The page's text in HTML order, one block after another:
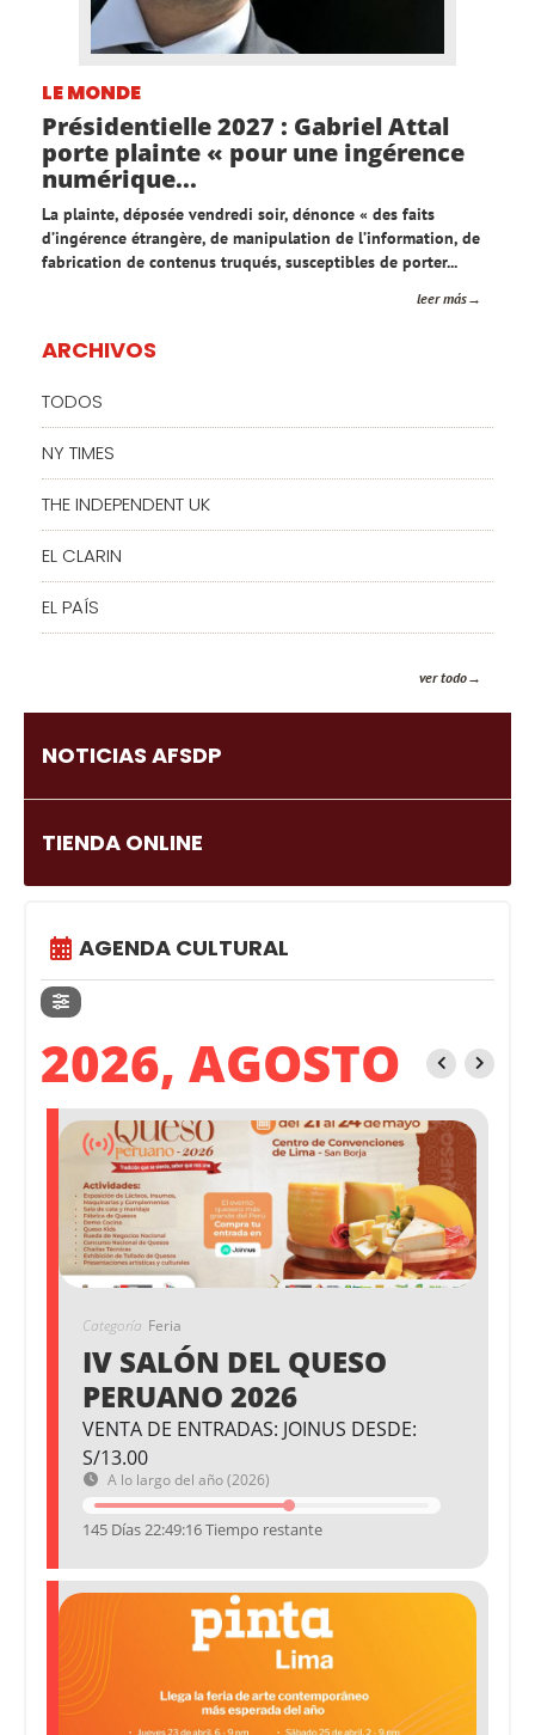
LE MONDE
Présidentielle 2027 : Gabriel Attal
porte plainte « pour une ingérence
numérique...
La plainte, déposée vendredi soir, dénonce « des faits
d’ingérence étrangère, de manipulation de l’information, de
fabrication de contenus truqués, susceptibles de porter...
leer más
ARCHIVOS
TODOS
NY TIMES
THE INDEPENDENT UK
EL CLARIN
EL PAÍS
ver todo
NOTICIAS AFSDP
TIENDA ONLINE
AGENDA CULTURAL
2026, AGOSTO
Categoría Feria
IV SALÓN DEL QUESO
PERUANO 2026
VENTA DE ENTRADAS: JOINUS DESDE:
S/13.00
A lo largo del año (2026)
145 Días 22:49:15 Tiempo restante